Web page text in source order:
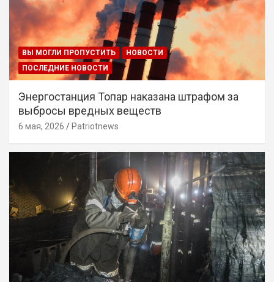
ВЫ МОГЛИ ПРОПУСТИТЬ
НОВОСТИ
ПОСЛЕДНИЕ НОВОСТИ
Энергостанция Топар наказана штрафом за
выбросы вредных веществ
6 мая, 2026 Patriotnews